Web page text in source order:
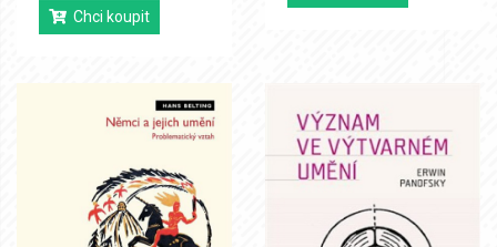
Chci koupit